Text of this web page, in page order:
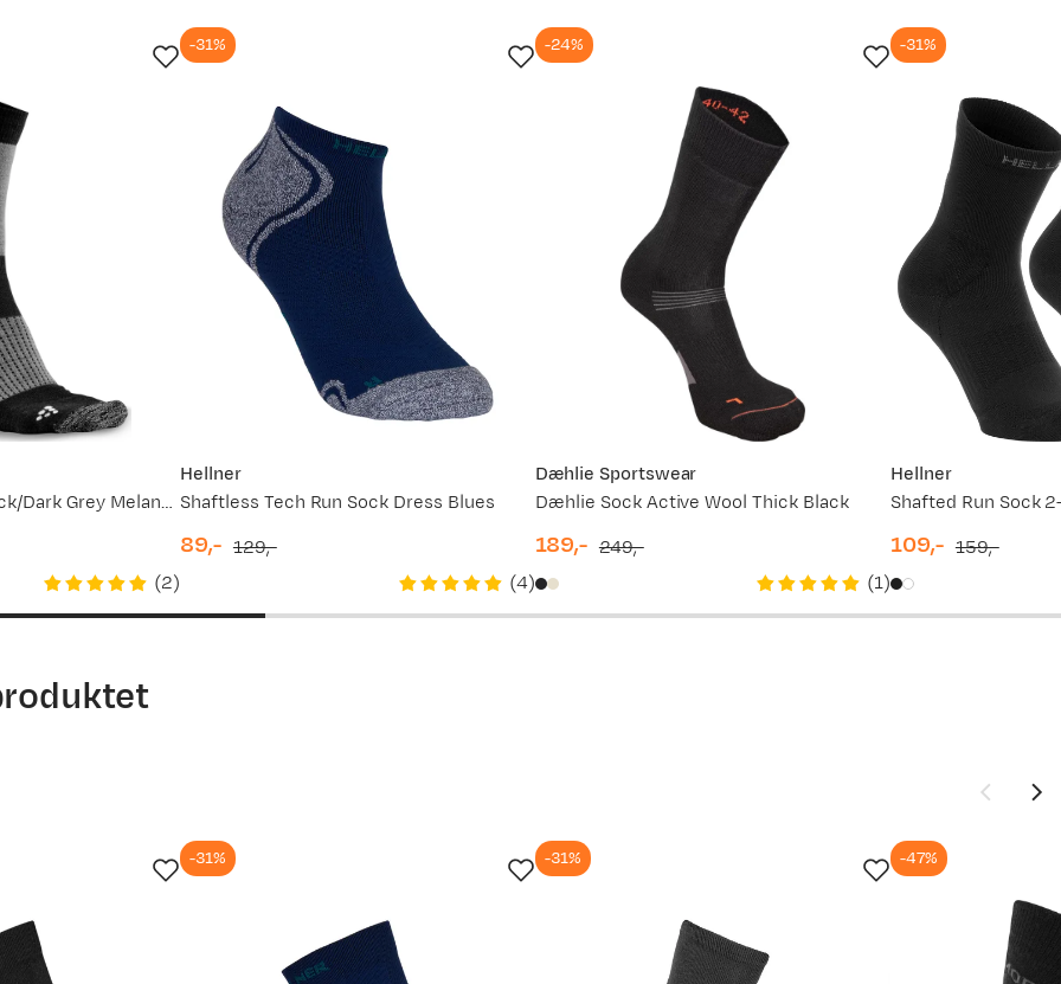
12. jul.
99,-
XC Training Sock Black/Dark Grey Melange
(2)
Hellner
Shaftless Tech Run Sock Dress Blues
-31%
89,- 129,-
(4)
Dæhlie Sportswear
Dæhlie Sock Active Wool Thick Black
-24%
price
189,-
price
249,-
(1)
Hellner
Shafted Run Sock
-31%
price
109,-
price
159,-
-31% -31% -47%